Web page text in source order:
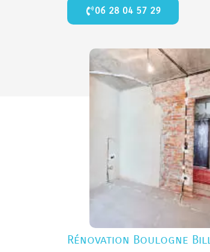
06 28 04 57 29
Rénovation Boulogne